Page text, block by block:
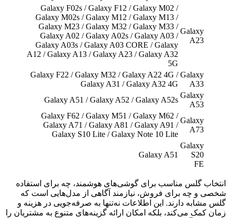
Galaxy
A23
Galaxy F02s / Galaxy F12 / Galaxy M02 /
Galaxy M02s / Galaxy M12 / Galaxy M13 /
Galaxy M23 / Galaxy M32 / Galaxy M33 /
Galaxy A02 / Galaxy A02s / Galaxy A03 /
Galaxy A03s / Galaxy A03 CORE / Galaxy
A12 / Galaxy A13 / Galaxy A23 / Galaxy A32
5G
Galaxy
A33
Galaxy F22 / Galaxy M32 / Galaxy A22 4G /
Galaxy A31 / Galaxy A32 4G
Galaxy
A53
Galaxy A51 / Galaxy A52 / Galaxy A52s
Galaxy
A73
Galaxy F62 / Galaxy M51 / Galaxy M62 /
Galaxy A71 / Galaxy A81 / Galaxy A91 /
Galaxy S10 Lite / Galaxy Note 10 Lite
Galaxy
S20
FE
Galaxy A51
انتخاب گلس مناسب برای گوشی‌های هوشمند، چه برای استفاده
شخصی و چه برای فروش، نیازمند آگاهی از مدل‌هایی است که
گلس مشابه دارند. این اطلاعات نه‌تنها به صرفه‌جویی در هزینه و
زمان کمک می‌کند، بلکه امکان ارائه گزینه‌های متنوع به مشتریان را